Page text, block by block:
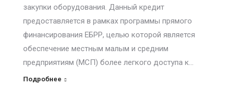
закупки оборудования. Данный кредит
предоставляется в рамках программы прямого
финансирования ЕБРР, целью которой является
обеспечение местным малым и средним
предприятиям (МСП) более легкого доступа к…
Подробнее